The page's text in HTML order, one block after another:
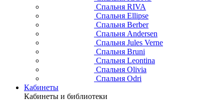
Спальня RIVA
Спальня Ellipse
Спальня Berber
Спальня Andersen
Спальня Jules Verne
Спальня Bruni
Спальня Leontina
Спальня Olivia
Спальня Odri
Кабинеты
Кабинеты и библиотеки